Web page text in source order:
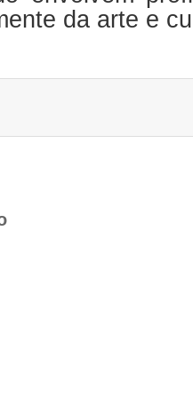
da arte e